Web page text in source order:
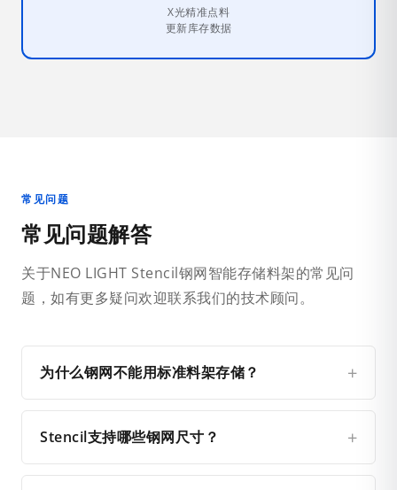
X光精准点料
更新库存数据
常见问题
常见问题解答
关于NEO LIGHT Stencil钢网智能存储料架的常见问
题，如有更多疑问欢迎联系我们的技术顾问。
为什么钢网不能用标准料架存储？
Stencil支持哪些钢网尺寸？